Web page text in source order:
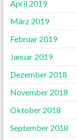
April 2019
März 2019
Februar 2019
Januar 2019
Dezember 2018
November 2018
Oktober 2018
September 2018